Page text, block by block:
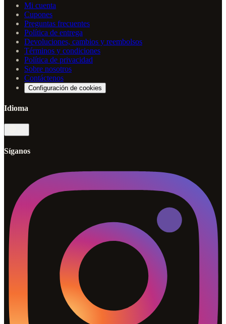
Mi cuenta
Cupones
Preguntas frecuentes
Política de entrega
Devoluciones, cambios y reembolsos
Términos y condiciones
Política de privacidad
Sobre nosotros
Contáctenos
Configuración de cookies
Idioma
Síganos